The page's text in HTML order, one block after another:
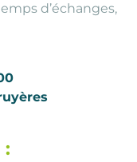
d’échanges,